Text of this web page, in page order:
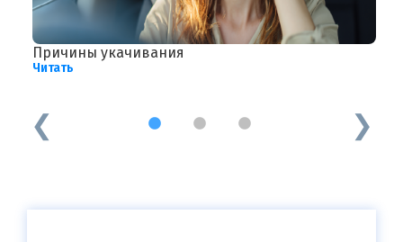
Причины укачивания
Читать
1 2 3